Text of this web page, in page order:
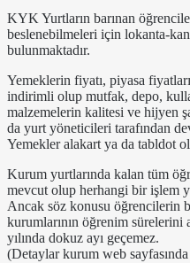
KYK Yurtların barınan
beslenebilmeleri için lokanta-
bulunmaktadır.
Yemeklerin fiyatı, piyasa
indirimli olup mutfak, depo,
malzemelerin kalitesi ve hijyen
da yurt yöneticileri tarafından
Yemekler alakart ya da tabldot
Kurum yurtlarında kalan tüm
mevcut olup herhangi bir işlem
Ancak söz konusu öğrencilerin
kurumlarının öğrenim
yılında dokuz ayı geçemez.
(Detaylar kurum web sayfasında